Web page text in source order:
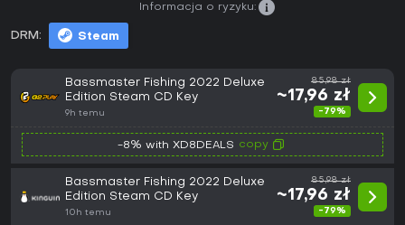
DRM: Steam
Informacja o ryzyku:
Bassmaster Fishing 2022 Deluxe
Edition Steam CD Key
9h temu
85,98 zł
~17,96 zł
-79%
-8% with XD8DEALS copy
Bassmaster Fishing 2022 Deluxe
Edition Steam CD Key
10h temu
85,98 zł
~17,96 zł
-79%